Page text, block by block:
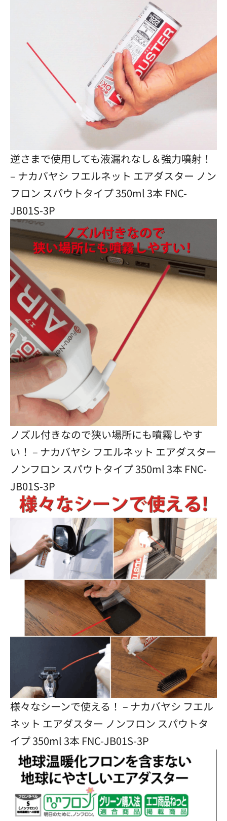
逆さまで使用しても液漏れなし＆強力噴射！
– ナカバヤシ フエルネット エアダスター ノン
フロン スパウトタイプ 350ml 3本 FNC-
JB01S-3P
ノズル付きなので狭い場所にも噴霧しやす
い！ – ナカバヤシ フエルネット エアダスター
ノンフロン スパウトタイプ 350ml 3本 FNC-
JB01S-3P
様々なシーンで使える！ – ナカバヤシ フエル
ネット エアダスター ノンフロン スパウトタ
イプ 350ml 3本 FNC-JB01S-3P